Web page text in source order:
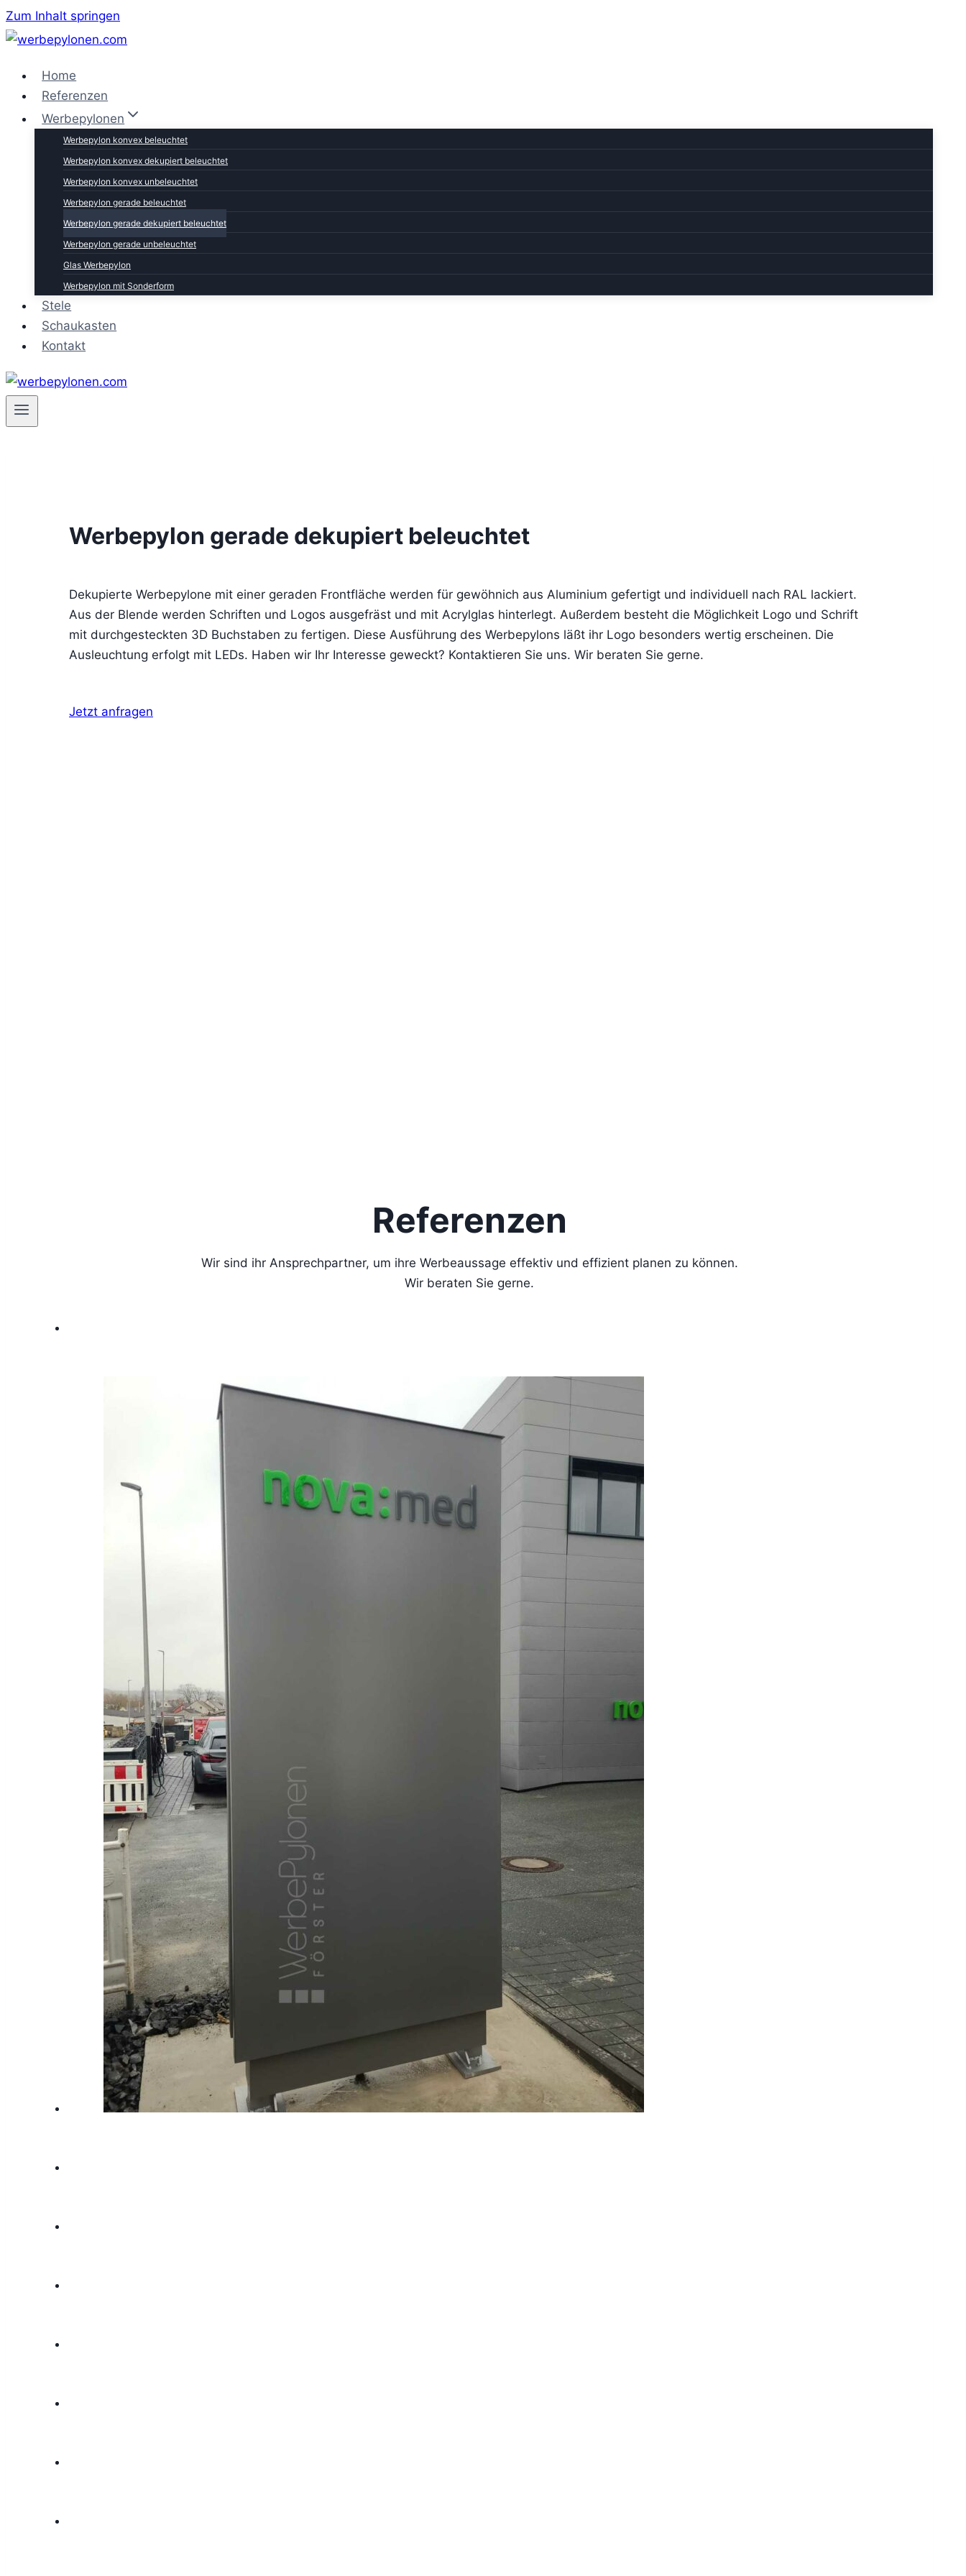
Zum Inhalt springen
Home
Referenzen
Werbepylonen
Werbepylon konvex beleuchtet
Werbepylon konvex dekupiert beleuchtet
Werbepylon konvex unbeleuchtet
Werbepylon gerade beleuchtet
Werbepylon gerade dekupiert beleuchtet
Werbepylon gerade unbeleuchtet
Glas Werbepylon
Werbepylon mit Sonderform
Stele
Schaukasten
Kontakt
Werbepylon gerade dekupiert beleuchtet
Dekupierte Werbepylone mit einer geraden Frontfläche werden für gewöhnich aus Aluminium gefertigt und individuell nach RAL lackiert.
Aus der Blende werden Schriften und Logos ausgefräst und mit Acrylglas hinterlegt. Außerdem besteht die Möglichkeit Logo und Schrift
mit durchgesteckten 3D Buchstaben zu fertigen. Diese Ausführung des Werbepylons läßt ihr Logo besonders wertig erscheinen. Die
Ausleuchtung erfolgt mit LEDs. Haben wir Ihr Interesse geweckt? Kontaktieren Sie uns. Wir beraten Sie gerne.
Jetzt anfragen
Referenzen
Wir sind ihr Ansprechpartner, um ihre Werbeaussage effektiv und effizient planen zu können.
Wir beraten Sie gerne.